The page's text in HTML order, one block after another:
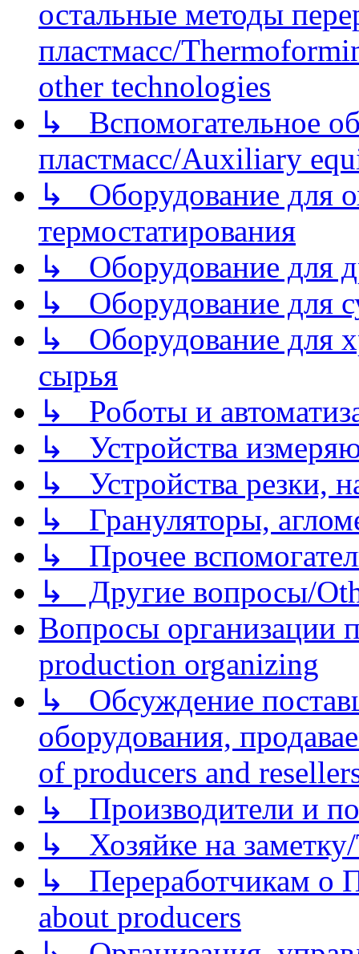
остальные методы
пластмасс/
other technologies
↳ Вспомогательное
пластмасс/Auxiliary
↳ Оборудование для
термостатирования
↳ Оборудование для
↳ Оборудование для
↳ Оборудование для
сырья
↳ Роботы и
↳ Устройства
↳ Устройства резки,
↳ Грануляторы,
↳ Прочее
↳ Другие вопросы/
Вопросы организации
production organizing
↳ Обсуждение
оборудования,
of producers and
↳ Производители и
↳ Хозяйке на
↳ Переработчикам о
about producers